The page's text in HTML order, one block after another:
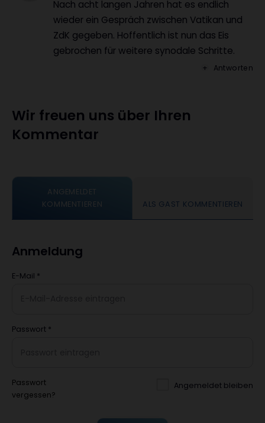
Nach acht langen Jahren hat es endlich
wieder ein Gespräch zwischen Vatikan und
ZdK gegeben. Hoffentlich ist nun das Eis
gebrochen für weitere synodale Schritte.
Antworten
Wir freuen uns über Ihren
Kommentar
ANGEMELDET
KOMMENTIEREN
ALS GAST KOMMENTIEREN
Anmeldung
E-Mail *
Passwort *
Passwort
vergessen?
Angemeldet bleiben